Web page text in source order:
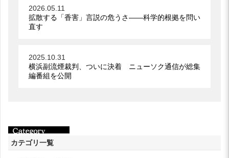
2026.05.11
拡散する「香害」言説の危うさ――科学的根拠を問い
直す
2025.10.31
横浜副流煙裁判、ついに決着 ニューソク通信が総集
編番組を公開
カテゴリ一覧